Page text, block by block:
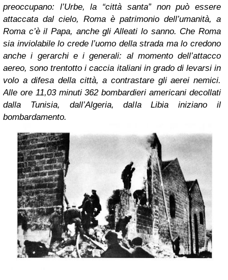
preoccupano: l’Urbe, la “città santa” non può essere
attaccata dal cielo, Roma è patrimonio dell’umanità, a
Roma c’è il Papa, anche gli Alleati lo sanno. Che Roma
sia inviolabile lo crede l’uomo della strada ma lo credono
anche i gerarchi e i generali: al momento dell’attacco
aereo, sono trentotto i caccia italiani in grado di levarsi in
volo a difesa della città, a contrastare gli aerei nemici.
Alle ore 11,03 minuti 362 bombardieri americani decollati
dalla Tunisia, dall’Algeria, dalla Libia iniziano il
bombardamento.